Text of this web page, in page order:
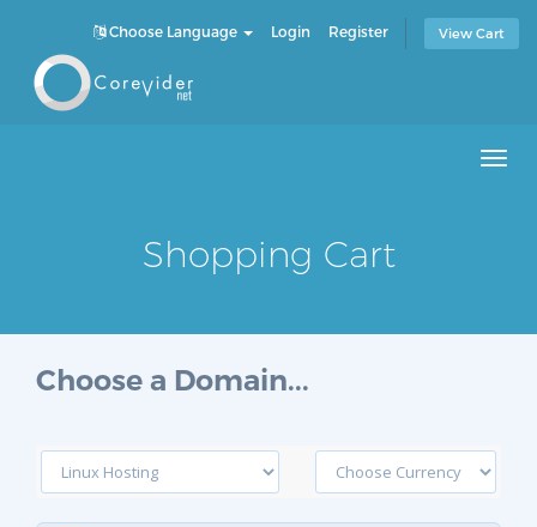
Choose Language Login Register View Cart
Shopping Cart
Choose a Domain...